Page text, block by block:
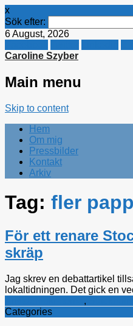
x
Sök efter:
6 August, 2026
Caroline Szyber
Main menu
Skip to content
Hem
Om mig
Pressbilder
Kontakt
Arkiv
Tag: fler
För ett renare
skräp
Jag skrev en debattartikel
lokaltidningen. Det gick en
,
Categories